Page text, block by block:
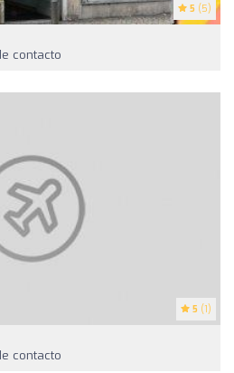
5 (5)
contacto
5 (1)
contacto